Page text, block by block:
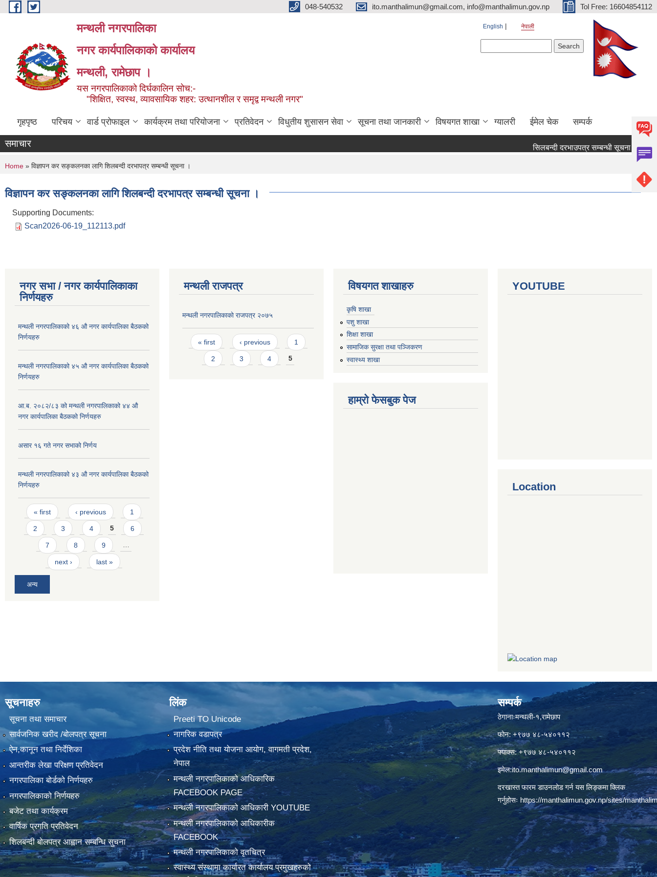
Skip to main content 048-540532 ito.manthalimun@gmail.com, info@manthalimun.gov.np Tol Free: 16604854112
मन्थली नगरपालिका
नगर कार्यपालिकाको कार्यालय
मन्थली, रामेछाप ।
यस नगरपालिकाको दिर्घकालिन सोच:-
"शिक्षित, स्वस्थ, व्यावसायिक शहर: उत्थानशील र समृद्व मन्थली नगर"
English नेपाली
गृहपृष्ठ परिचय वार्ड प्रोफाइल कार्यक्रम तथा परियोजना प्रतिवेदन विधुतीय शुसासन सेवा सूचना तथा जानकारी विषयगत शाखा ग्यालरी ईमेल चेक सम्पर्क
समाचार सिलबन्दी दरभाउपत्र सम्बन्धी सूचना ।
You are here
Home » विज्ञापन कर सङ्कलनका लागि शिलबन्दी दरभापत्र सम्बन्धी सूचना ।
विज्ञापन कर सङ्कलनका लागि शिलबन्दी दरभापत्र सम्बन्धी सूचना ।
Supporting Documents:
Scan2026-06-19_112113.pdf
नगर सभा / नगर कार्यपालिकाका
निर्णयहरु
मन्थली नगरपालिकाको ४६ औ नगर कार्यपालिका बैठकको
निर्णयहरु
मन्थली नगरपालिकाको ४५ औ नगर कार्यपालिका बैठकको
निर्णयहरु
आ.ब. २०८२/८३ को मन्थली नगरपालिकाको ४४ औ
नगर कार्यपालिका बैठकको निर्णयहरु
असार १६ गते नगर सभाको निर्णय
मन्थली नगरपालिकाको ४३ औ नगर कार्यपालिका बैठकको
निर्णयहरु
Pages
« first ‹ previous 1
2 3 4 5 6
7 8 9 …
next › last »
अन्य
मन्थली राजपत्र
मन्थली नगरपालिकाको राजपत्र २०७५
Pages
« first ‹ previous 1
2 3 4 5
विषयगत शाखाहरु
कृषि शाखा
पशु शाखा
शिक्षा शाखा
सामाजिक सुरक्षा तथा पञ्जिकरण
स्वास्थ्य शाखा
हाम्रो फेसबुक पेज
YOUTUBE
Location
सूचनाहरु
सूचना तथा समाचार
सार्वजनिक खरीद /बोलपत्र सूचना
ऐन,कानून तथा निर्देशिका
आन्तरीक लेखा परिक्षण प्रतिवेदन
नगरपालिका बोर्डको निर्णयहरु
नगरपालिकाको निर्णयहरु
बजेट तथा कार्यक्रम
वार्षिक प्रगति प्रतिवेदन
शिलबन्दी बोलपत्र आह्वान सम्बन्धि सुचना
लिंक
Preeti TO Unicode
नागरिक वडापत्र
प्रदेश नीति तथा योजना आयोग, वागमती प्रदेश,
नेपाल
मन्थली नगरपालिकाको आधिकारिक
FACEBOOK PAGE
मन्थली नगरपालिकाको आधिकारी YOUTUBE
मन्थली नगरपालिकाको आधिकारीक
FACEBOOK
मन्थली नगरपालिकाको वृतचित्र
स्वास्थ्य संस्थामा कार्यारत कार्यालय प्रमुखहरुको
सम्पर्क
ठेगानाःमन्थली-१,रामेछाप
फोन: +९७७ ४८-५४०११२
फ्याक्स: +९७७ ४८-५४०११२
इमेल:ito.manthalimun@gmail.com
दरखास्त फारम डाउनलोड गर्न यस लिङ्कमा क्लिक
गर्नुहोसः https://manthalimun.gov.np/sites/